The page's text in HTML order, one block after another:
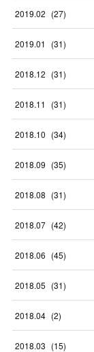
2019.02 (27)
2019.01 (31)
2018.12 (31)
2018.11 (31)
2018.10 (34)
2018.09 (35)
2018.08 (31)
2018.07 (42)
2018.06 (45)
2018.05 (31)
2018.04 (2)
2018.03 (15)